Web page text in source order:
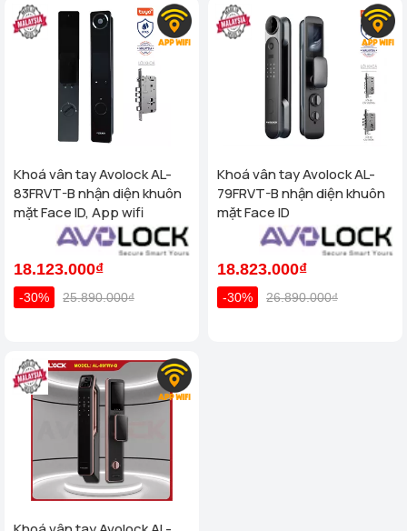
Khoá vân tay Avolock AL-
83FRVT-B nhận diện khuôn
mặt Face ID, App wifi
18.123.000₫
-30% 25.890.000₫
Khoá vân tay Avolock AL-
79FRVT-B nhận diện khuôn
mặt Face ID
18.823.000₫
-30% 26.890.000₫